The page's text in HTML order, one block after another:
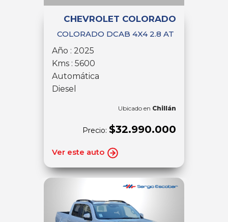
CHEVROLET COLORADO
COLORADO DCAB 4X4 2.8 AT
Año : 2025
Kms : 5600
Automática
Diesel
Ubicado en Chillán
Precio: $32.990.000
Ver este auto